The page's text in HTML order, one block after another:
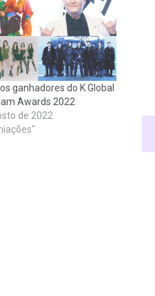
ganhadores do K Global
Awards 2022
de 2022